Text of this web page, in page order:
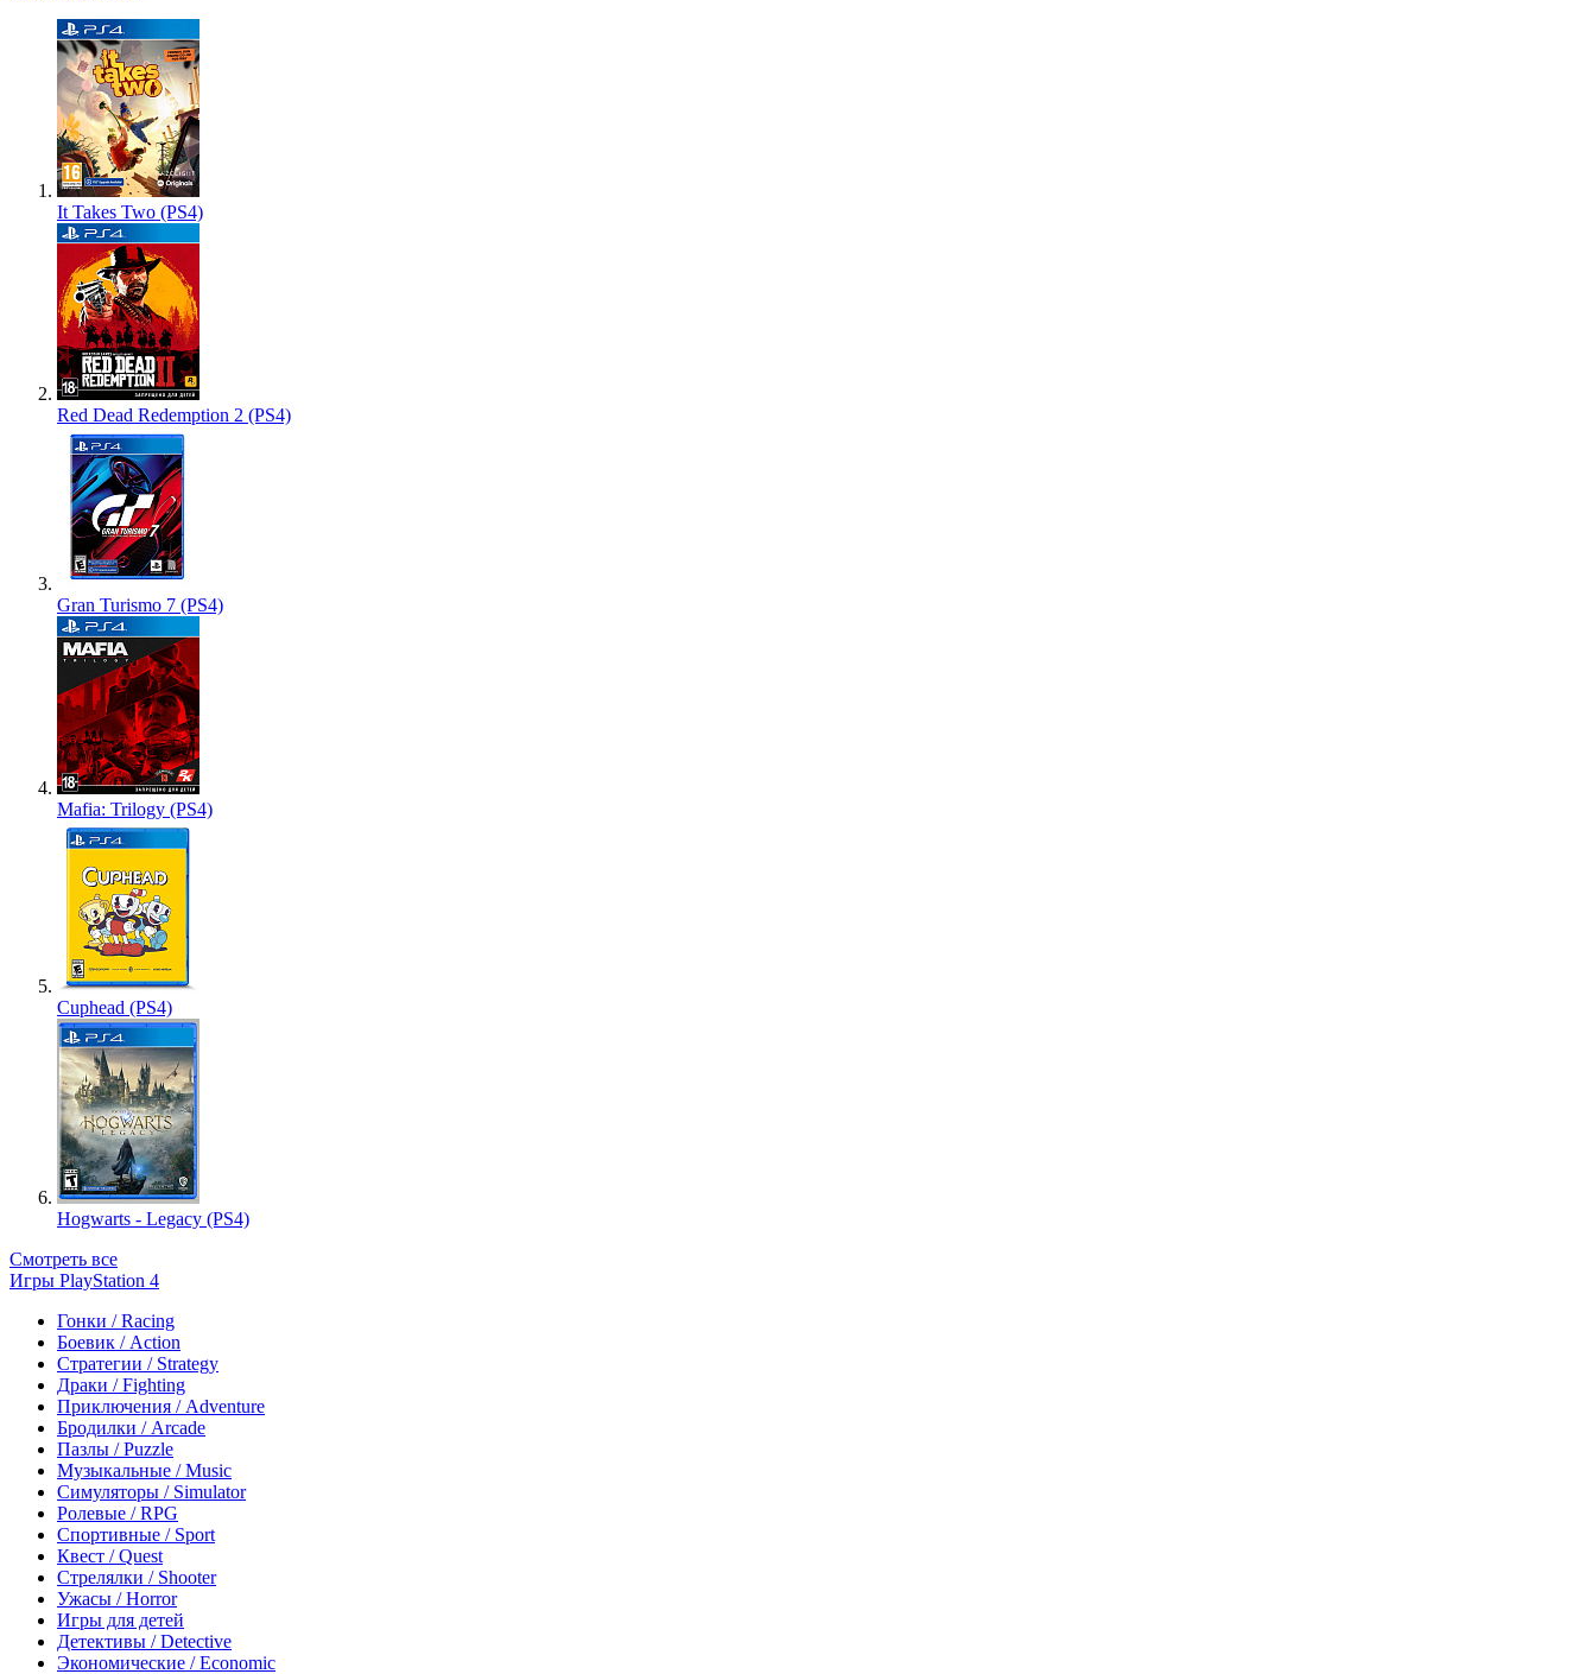
It Takes Two (PS4)
Red Dead Redemption 2 (PS4)
Gran Turismo 7 (PS4)
Mafia: Trilogy (PS4)
Cuphead (PS4)
Hogwarts - Legacy (PS4)
Смотреть все
Игры PlayStation 4
Гонки / Racing
Боевик / Action
Стратегии / Strategy
Драки / Fighting
Приключения / Adventure
Бродилки / Arcade
Пазлы / Puzzle
Музыкальные / Music
Симуляторы / Simulator
Ролевые / RPG
Спортивные / Sport
Квест / Quest
Стрелялки / Shooter
Ужасы / Horror
Игры для детей
Детективы / Detective
Экономические / Economic